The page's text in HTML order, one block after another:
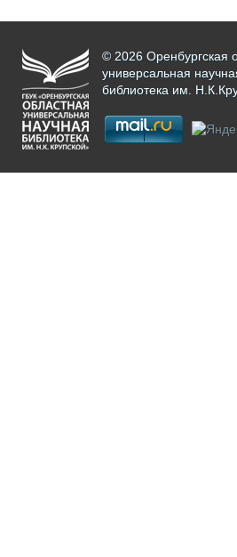
© 2026 Оренбургская
универсальная
библиотека им.